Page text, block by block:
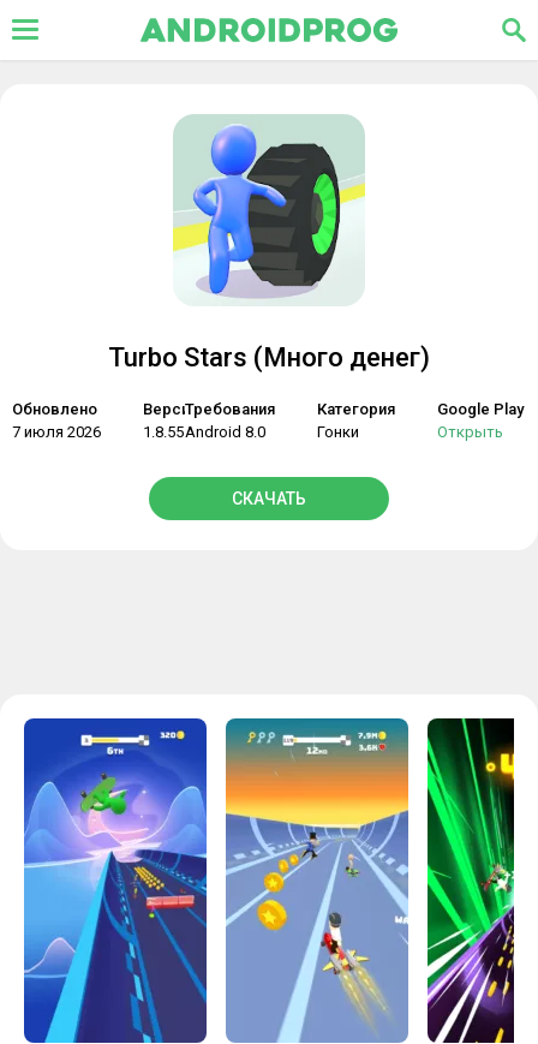
Turbo Stars (Много денег)
Обновлено
7 июля 2026
Версия
1.8.55
Требования
Android 8.0
Категория
Гонки
Google Play
Открыть
СКАЧАТЬ